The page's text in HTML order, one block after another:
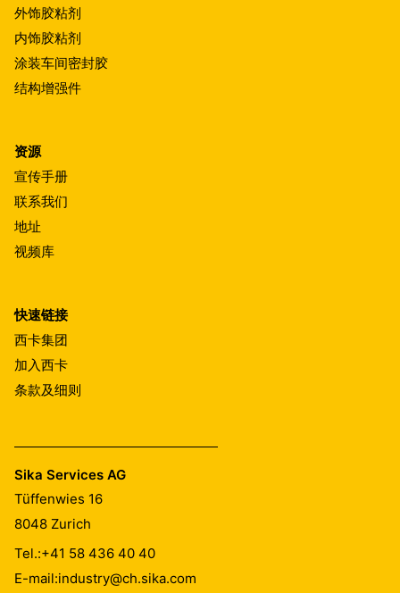
外饰胶粘剂
内饰胶粘剂
涂装车间密封胶
结构增强件
资源
宣传手册
联系我们
地址
视频库
快速链接
西卡集团
加入西卡
条款及细则
Sika Services AG
Tüffenwies 16
8048 Zurich
Tel.:+41 58 436 40 40
E-mail:industry@ch.sika.com